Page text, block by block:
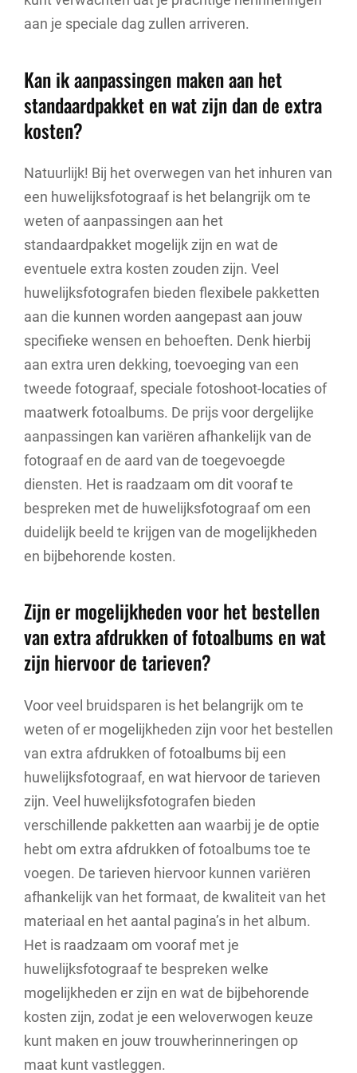
aan je speciale dag zullen arriveren.
Kan ik aanpassingen maken aan het
standaardpakket en wat zijn dan de extra
kosten?
Natuurlijk! Bij het overwegen van het inhuren van
een huwelijksfotograaf is het belangrijk om te
weten of aanpassingen aan het
standaardpakket mogelijk zijn en wat de
eventuele extra kosten zouden zijn. Veel
huwelijksfotografen bieden flexibele pakketten
aan die kunnen worden aangepast aan jouw
specifieke wensen en behoeften. Denk hierbij
aan extra uren dekking, toevoeging van een
tweede fotograaf, speciale fotoshoot-locaties of
maatwerk fotoalbums. De prijs voor dergelijke
aanpassingen kan variëren afhankelijk van de
fotograaf en de aard van de toegevoegde
diensten. Het is raadzaam om dit vooraf te
bespreken met de huwelijksfotograaf om een
duidelijk beeld te krijgen van de mogelijkheden
en bijbehorende kosten.
Zijn er mogelijkheden voor het bestellen
van extra afdrukken of fotoalbums en wat
zijn hiervoor de tarieven?
Voor veel bruidsparen is het belangrijk om te
weten of er mogelijkheden zijn voor het bestellen
van extra afdrukken of fotoalbums bij een
huwelijksfotograaf, en wat hiervoor de tarieven
zijn. Veel huwelijksfotografen bieden
verschillende pakketten aan waarbij je de optie
hebt om extra afdrukken of fotoalbums toe te
voegen. De tarieven hiervoor kunnen variëren
afhankelijk van het formaat, de kwaliteit van het
materiaal en het aantal pagina’s in het album.
Het is raadzaam om vooraf met je
huwelijksfotograaf te bespreken welke
mogelijkheden er zijn en wat de bijbehorende
kosten zijn, zodat je een weloverwogen keuze
kunt maken en jouw trouwherinneringen op
maat kunt vastleggen.